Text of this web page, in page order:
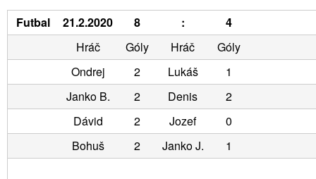
m
e
n
u
Futbal 21.2.2020 8 :
4
Hráč
Góly Hráč
Góly
Ondrej
2 Lukáš
1
Janko B.
2 Denis
2
Dávid
2 Jozef
0
Bohuš
2 Janko J. 1